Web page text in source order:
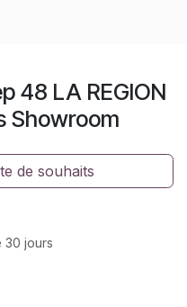
48 LA REGION
Showroom
de souhaits
30 jours